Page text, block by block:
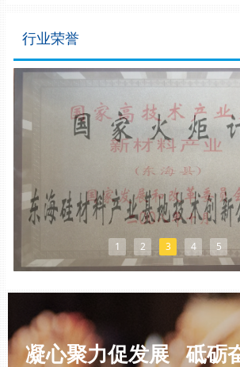
行业荣誉
1 2 3 4 5
凝心聚力促发展 砥砺